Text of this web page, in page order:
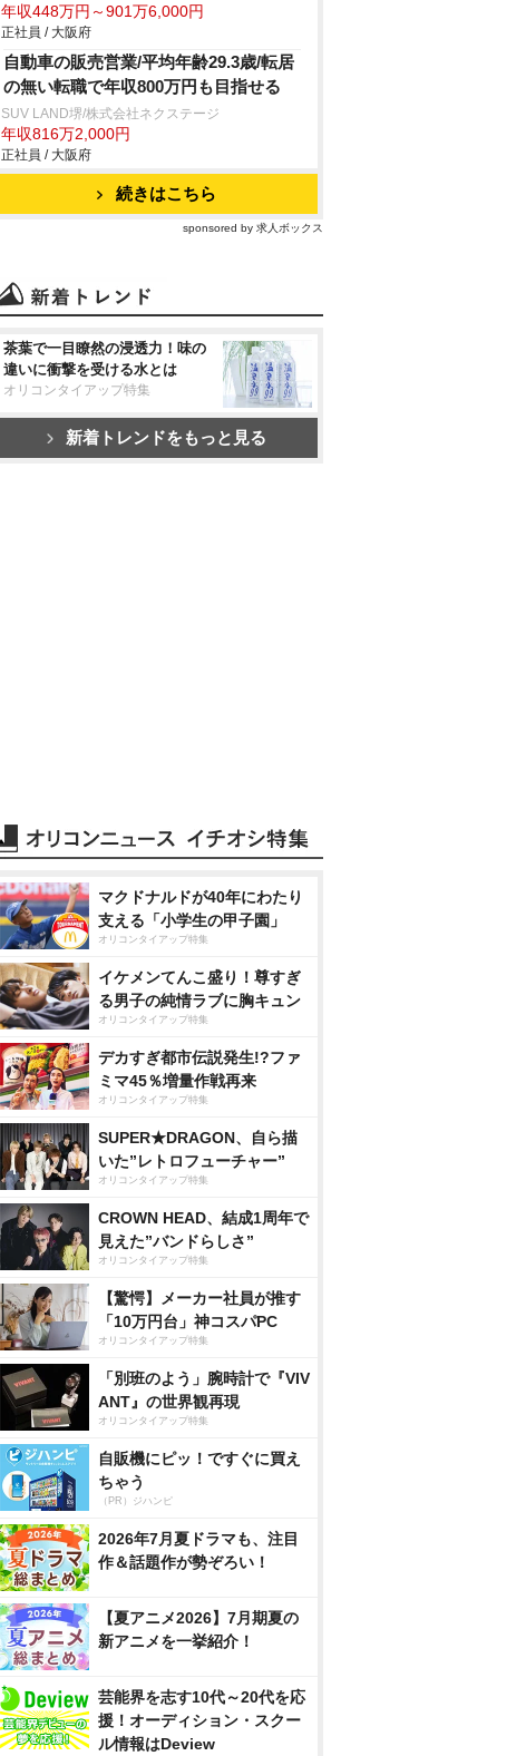
年収448万円～901万6,000円
正社員 / 大阪府
自動車の販売営業/平均年齢29.3歳/転居
の無い転職で年収800万円も目指せる
SUV LAND堺/株式会社ネクステージ
年収816万2,000円
正社員 / 大阪府
続きはこちら
sponsored by 求人ボックス
茶葉で一目瞭然の浸透力！味の
違いに衝撃を受ける水とは
オリコンタイアップ特集
新着トレンドをもっと見る
マクドナルドが40年にわたり
支える「小学生の甲子園」
オリコンタイアップ特集
イケメンてんこ盛り！尊すぎ
る男子の純情ラブに胸キュン
オリコンタイアップ特集
デカすぎ都市伝説発生!?ファ
ミマ45％増量作戦再来
オリコンタイアップ特集
SUPER★DRAGON、自ら描
いた”レトロフューチャー”
オリコンタイアップ特集
CROWN HEAD、結成1周年で
見えた”バンドらしさ”
オリコンタイアップ特集
【驚愕】メーカー社員が推す
「10万円台」神コスパPC
オリコンタイアップ特集
「別班のよう」腕時計で『VIV
ANT』の世界観再現
オリコンタイアップ特集
自販機にピッ！ですぐに買え
ちゃう
（PR）ジハンピ
2026年7月夏ドラマも、注目
作＆話題作が勢ぞろい！
【夏アニメ2026】7月期夏の
新アニメを一挙紹介！
芸能界を志す10代～20代を応
援！オーディション・スクー
ル情報はDeview